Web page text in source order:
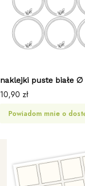
naklejki puste białe
Cena
10,90 zł
Powiadom mnie o